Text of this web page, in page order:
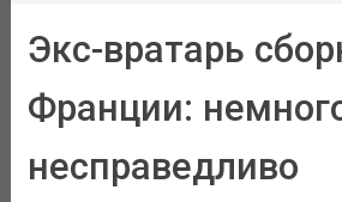
Экс-вратарь
Франции:
несправедливо